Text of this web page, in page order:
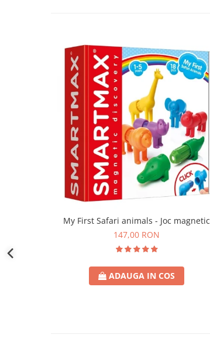
My First Safari animals - Joc magnetic
147,00 RON
ADAUGA IN COS